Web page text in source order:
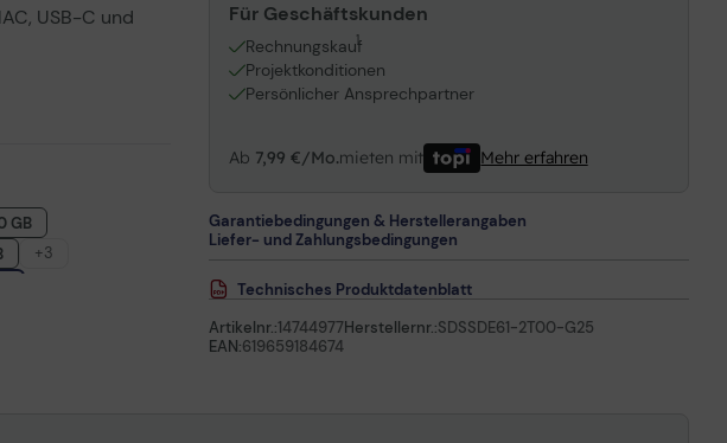
USB-C und
GB
+3
Für Geschäftskunden
Rechnungskauf
1
Projektkonditionen
Persönlicher Ansprechpartner
Ab 7,99 €/Mo.mieten mit Mehr erfahren
Garantiebedingungen & Herstellerangaben
Liefer- und Zahlungsbedingungen
Technisches Produktdatenblatt
Artikelnr.:14744977Herstellernr.:SDSSDE61-2T00-G25
EAN:619659184674